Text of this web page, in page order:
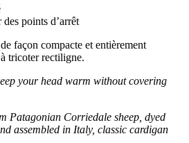
points d’arrêt
façon compacte et entièrement
tricoter rectiligne.
your head warm without covering
Patagonian Corriedale sheep, dyed
assembled in Italy, classic cardigan